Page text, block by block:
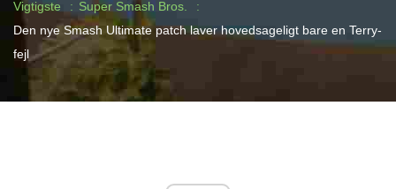
Vigtigste
Super Smash Bros.
Den nye Smash Ultimate patch laver hovedsageligt bare en Terry-
fejl